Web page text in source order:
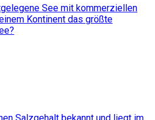
See mit kommerziellen
Kontinent das größte